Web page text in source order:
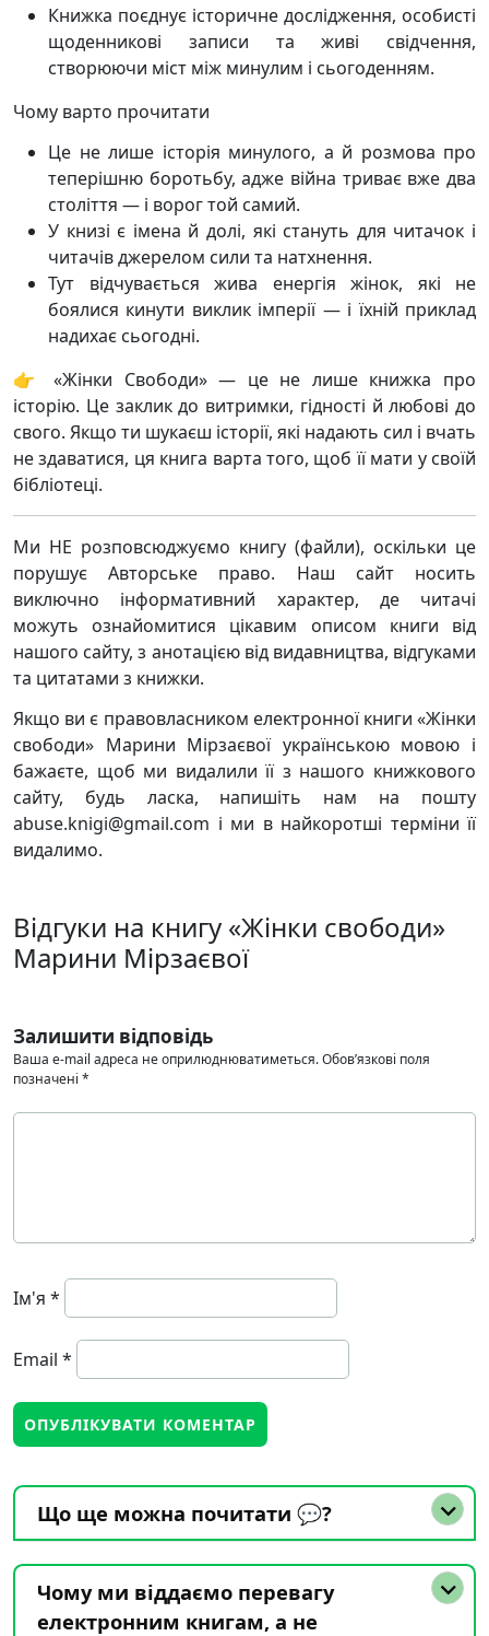
Книжка поєднує історичне дослідження, особисті
щоденникові записи та живі свідчення,
створюючи міст між минулим і сьогоденням.
Чому варто прочитати
Це не лише історія минулого, а й розмова про
теперішню боротьбу, адже війна триває вже два
століття — і ворог той самий.
У книзі є імена й долі, які стануть для читачок і
читачів джерелом сили та натхнення.
Тут відчувається жива енергія жінок, які не
боялися кинути виклик імперії — і їхній приклад
надихає сьогодні.
👉 «Жінки Свободи» — це не лише книжка про
історію. Це заклик до витримки, гідності й любові до
свого. Якщо ти шукаєш історії, які надають сил і вчать
не здаватися, ця книга варта того, щоб її мати у своїй
бібліотеці.
Ми НЕ розповсюджуємо книгу (файли), оскільки це
порушує Авторське право. Наш сайт носить
виключно інформативний характер, де читачі
можуть ознайомитися цікавим описом книги від
нашого сайту, з анотацією від видавництва, відгуками
та цитатами з книжки.
Якщо ви є правовласником електронної книги «Жінки
свободи» Марини Мірзаєвої українською мовою і
бажаєте, щоб ми видалили її з нашого книжкового
сайту, будь ласка, напишіть нам на пошту
abuse.knigi@gmail.com і ми в найкоротші терміни її
видалимо.
Відгуки на книгу «Жінки свободи»
Марини Мірзаєвої
Залишити відповідь
Ваша e-mail адреса не оприлюднюватиметься.Обов’язкові поля
позначені *
Ім'я *
Email *
Що ще можна почитати 💬?
Чому ми віддаємо перевагу
електронним книгам, а не